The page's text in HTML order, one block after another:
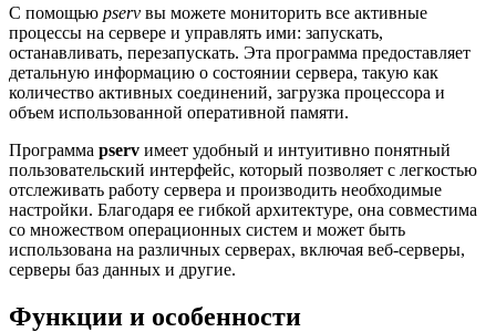
С помощью pserv вы можете мониторить все активные
процессы на сервере и управлять ими: запускать,
останавливать, перезапускать. Эта программа предоставляет
детальную информацию о состоянии сервера, такую как
количество активных соединений, загрузка процессора и
объем использованной оперативной памяти.
Программа pserv имеет удобный и интуитивно понятный
пользовательский интерфейс, который позволяет с легкостью
отслеживать работу сервера и производить необходимые
настройки. Благодаря ее гибкой архитектуре, она совместима
со множеством операционных систем и может быть
использована на различных серверах, включая веб-серверы,
серверы баз данных и другие.
Функции и особенности